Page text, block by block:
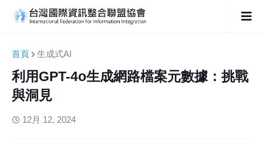
首頁 生成式AI
利用GPT-4o生成網路檔案元數據：挑戰
與洞見
12月 12, 2024